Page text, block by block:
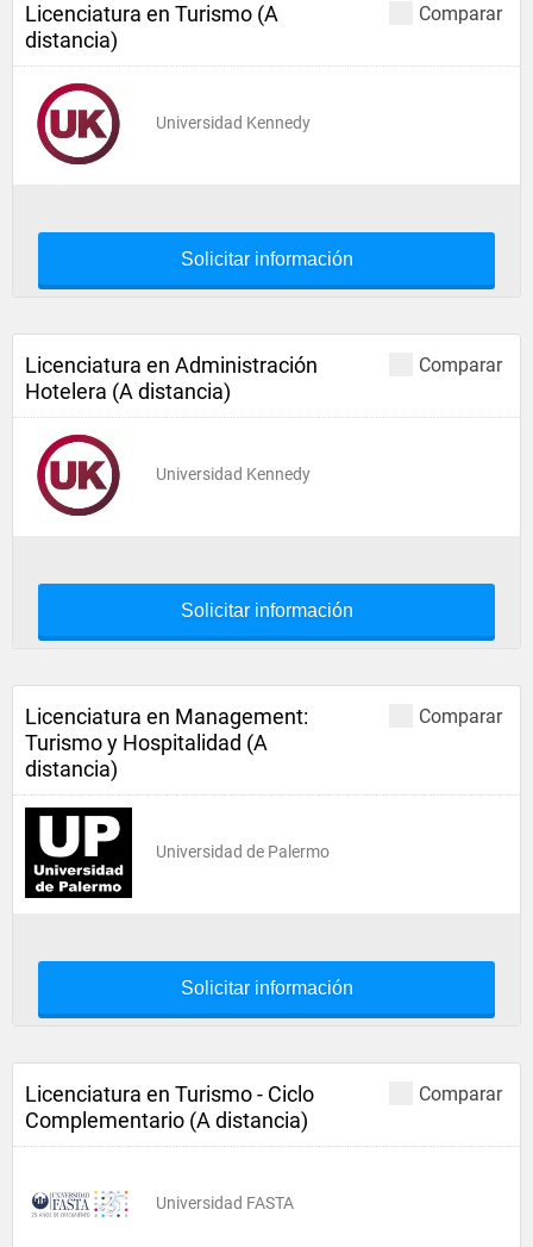
Comparar
Licenciatura en Turismo (A
distancia)
Universidad Kennedy
Solicitar información
Comparar
Licenciatura en Administración
Hotelera (A distancia)
Universidad Kennedy
Solicitar información
Comparar
Licenciatura en Management:
Turismo y Hospitalidad (A
distancia)
Universidad de Palermo
Solicitar información
Comparar
Licenciatura en Turismo - Ciclo
Complementario (A distancia)
Universidad FASTA